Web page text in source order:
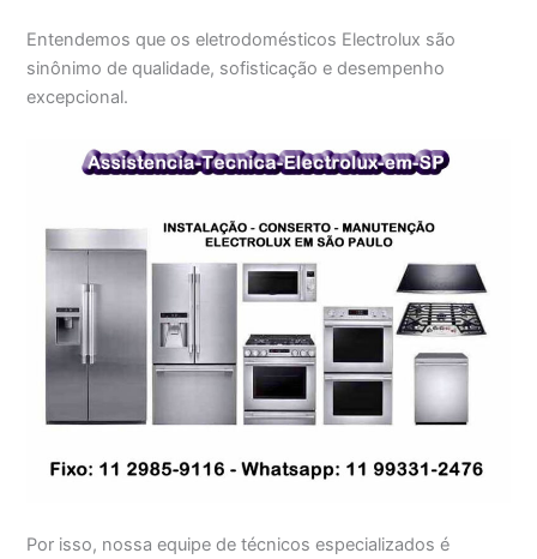
Entendemos que os eletrodomésticos Electrolux são
sinônimo de qualidade, sofisticação e desempenho
excepcional.
Por isso, nossa equipe de técnicos especializados é